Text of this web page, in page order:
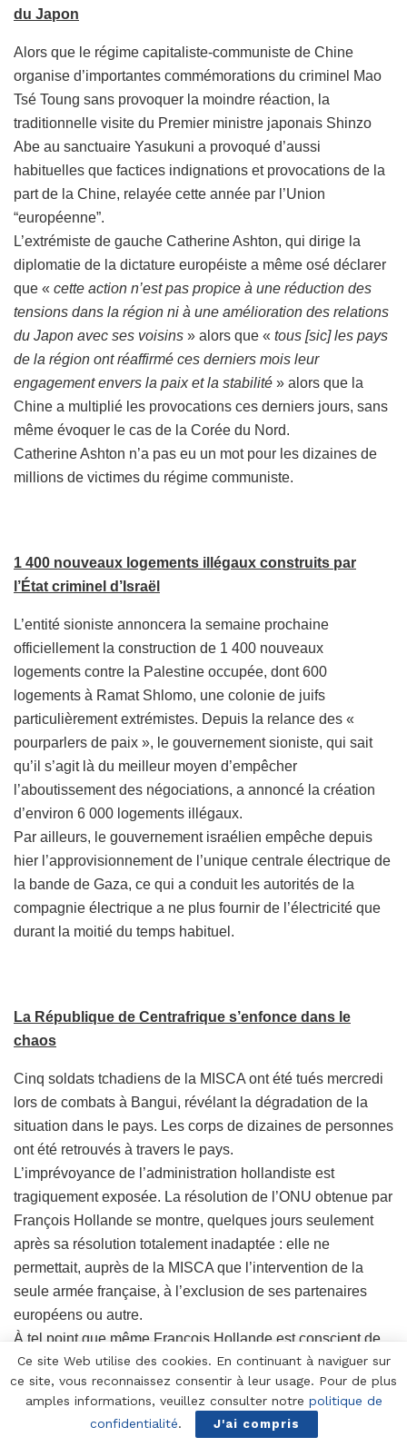
du Japon
Alors que le régime capitaliste-communiste de Chine
organise d’importantes commémorations du criminel Mao
Tsé Toung sans provoquer la moindre réaction, la
traditionnelle visite du Premier ministre japonais Shinzo
Abe au sanctuaire Yasukuni a provoqué d’aussi
habituelles que factices indignations et provocations de la
part de la Chine, relayée cette année par l’Union
“européenne”.
L’extrémiste de gauche Catherine Ashton, qui dirige la
diplomatie de la dictature européiste a même osé déclarer
que « cette action n’est pas propice à une réduction des
tensions dans la région ni à une amélioration des relations
du Japon avec ses voisins » alors que « tous [sic]les pays
de la région ont réaffirmé ces derniers mois leur
engagement envers la paix et la stabilité » alors que la
Chine a multiplié les provocations ces derniers jours, sans
même évoquer le cas de la Corée du Nord.
Catherine Ashton n’a pas eu un mot pour les dizaines de
millions de victimes du régime communiste.
1 400 nouveaux logements illégaux construits par
l’État criminel d’Israël
L’entité sioniste annoncera la semaine prochaine
officiellement la construction de 1 400 nouveaux
logements contre la Palestine occupée, dont 600
logements à Ramat Shlomo, une colonie de juifs
particulièrement extrémistes. Depuis la relance des «
pourparlers de paix », le gouvernement sioniste, qui sait
qu’il s’agit là du meilleur moyen d’empêcher
l’aboutissement des négociations, a annoncé la création
d’environ 6 000 logements illégaux.
Par ailleurs, le gouvernement israélien empêche depuis
hier l’approvisionnement de l’unique centrale électrique de
la bande de Gaza, ce qui a conduit les autorités de la
compagnie électrique a ne plus fournir de l’électricité que
durant la moitié du temps habituel.
La République de Centrafrique s’enfonce dans le
chaos
Cinq soldats tchadiens de la MISCA ont été tués mercredi
lors de combats à Bangui, révélant la dégradation de la
situation dans le pays. Les corps de dizaines de personnes
ont été retrouvés à travers le pays.
L’imprévoyance de l’administration hollandiste est
tragiquement exposée. La résolution de l’ONU obtenue par
François Hollande se montre, quelques jours seulement
après sa résolution totalement inadaptée : elle ne
permettait, auprès de la MISCA que l’intervention de la
seule armée française, à l’exclusion de ses partenaires
européens ou autre.
À tel point que même François Hollande est conscient de
la situation. Il a été contraint d’en appeler au secrétaire
général de l’ONU pour que celle-ci s’implique davantage
et permette l’envoi de nouvelles troupes. Les militaires
français demeureront dans l’attente totalement isolés, et
Ce site Web utilise des cookies. En continuant à naviguer sur
ce site, vous reconnaissez consentir à leur usage. Pour de plus
amples informations, veuillez consulter notre politique de
confidentialité. J'ai compris